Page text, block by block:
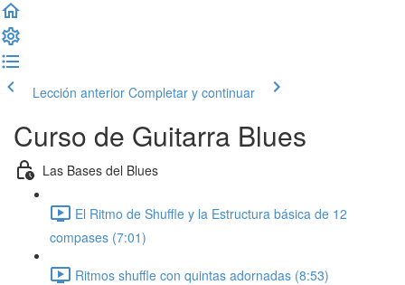
Lección anterior Completar y continuar
Curso de Guitarra Blues
Las Bases del Blues
El Ritmo de Shuffle y la Estructura básica de 12
compases (7:01)
Ritmos shuffle con quintas adornadas (8:53)